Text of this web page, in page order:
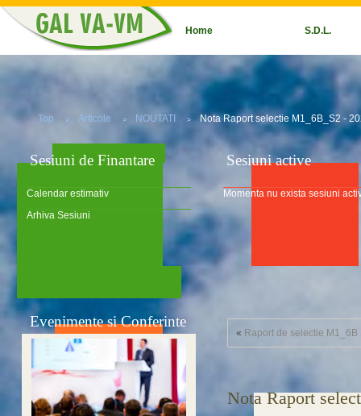
Home S.D.L.
Top Articole NOUTATI Nota Raport selectie M1_6B_S2 -
Sesiuni de Finantare
Calendar estimativ
Arhiva Sesiuni
Sesiuni active
Momenta nu exista sesiuni
« Raport de selectie M1_6B
Nota Raport
Evenimente si Conferinte